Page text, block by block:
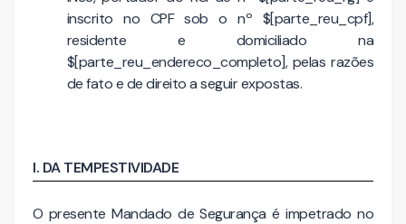
inscrito no CPF sob o nº $[parte_reu_cpf],
residente e domiciliado na
$[parte_reu_endereco_completo], pelas razões
de fato e de direito a seguir expostas.
I. DA TEMPESTIVIDADE
O presente Mandado de Segurança é impetrado no